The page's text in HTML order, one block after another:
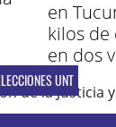
en
kilos
en dos
UNT